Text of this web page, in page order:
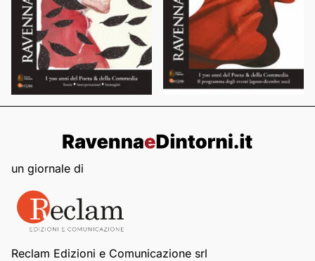
un giornale di
Reclam Edizioni e Comunicazione srl